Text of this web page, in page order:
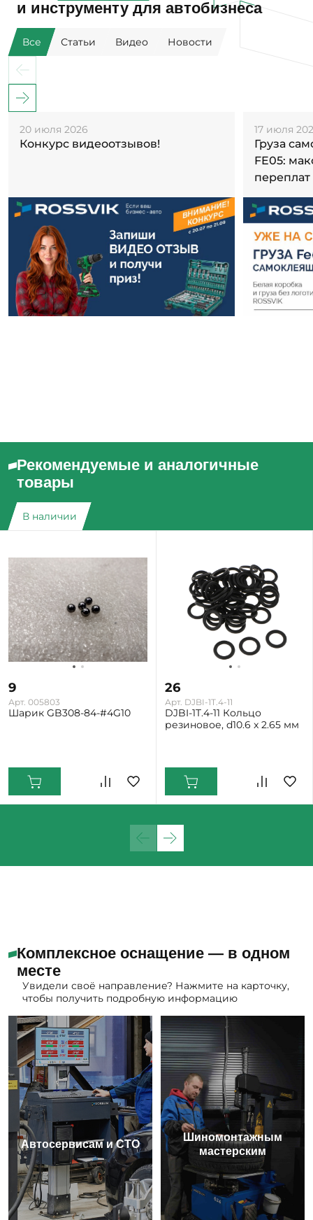
и инструменту для автобизнеса
Все Статьи Видео Новости
20 июля 2026
Конкурс видеоотзывов!
17 июля
Груза
FE05:
переплат
Рекомендуемые и аналогичные
товары
В наличии
9
Арт. 005803
Шарик GB308-84-#4G10
26
Арт. DJBI-1T.4-11
DJBI-1T.4-11 Кольцо
резиновое, d10.6 x 2.65 мм
Комплексное оснащение — в одном
месте
Увидели своё направление? Нажмите на карточку,
чтобы получить подробную информацию
Автосервисам и СТО
Шиномонтажным
мастерским